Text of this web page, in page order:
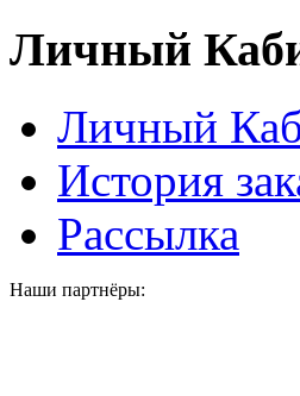
Личный
Личный
История
Рассылка
Наши партнёры: